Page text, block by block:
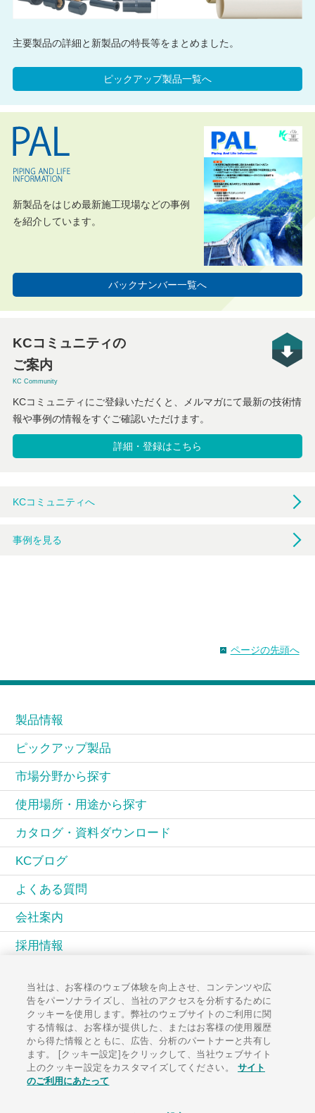
主要製品の詳細と新製品の特長等をまとめました。
ピックアップ製品一覧へ
新製品をはじめ最新施工現場などの事例
を紹介しています。
バックナンバー一覧へ
KCコミュニティの
ご案内
KC Community
KCコミュニティにご登録いただくと、メルマガにて最新の技術情
報や事例の情報をすぐご確認いただけます。
詳細・登録はこちら
KCコミュニティへ
事例を見る
ページの先頭へ
製品情報
ピックアップ製品
市場分野から探す
使用場所・用途から探す
カタログ・資料ダウンロード
KCブログ
よくある質問
会社案内
採用情報
広報誌PAL
お知らせ一覧
お問い合わせ
当社は、お客様のウェブ体験を向上させ、コンテンツや広
告をパーソナライズし、当社のアクセスを分析するために
クッキーを使用します。弊社のウェブサイトのご利用に関
する情報は、お客様が提供した、またはお客様の使用履歴
から得た情報とともに、広告、分析のパートナーと共有し
ます。 [クッキー設定]をクリックして、当社ウェブサイト
上のクッキー設定をカスタマイズしてください。
サイト
のご利用にあたって